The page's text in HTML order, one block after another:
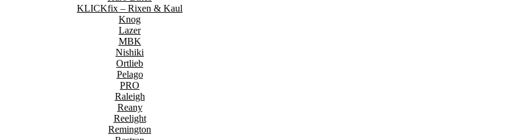
KLICKfix – Rixen & Kaul
Knog
Lazer
MBK
Nishiki
Ortlieb
Pelago
PRO
Raleigh
Reany
Reelight
Remington